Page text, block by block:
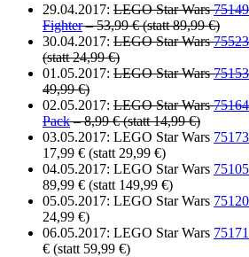
29.04.2017: LEGO Star Wars
Fighter– 53,99 € (statt 89,99 €)
30.04.2017: LEGO Star Wars
(statt 24,99 €)
01.05.2017: LEGO Star Wars
49,99 €)
02.05.2017: LEGO Star Wars
Pack– 8,99 € (statt 14,99 €)
03.05.2017: LEGO Star Wars
17,99 € (statt 29,99 €)
04.05.2017: LEGO Star Wars
89,99 € (statt 149,99 €)
05.05.2017: LEGO Star Wars
24,99 €)
06.05.2017: LEGO Star Wars
€ (statt 59,99 €)